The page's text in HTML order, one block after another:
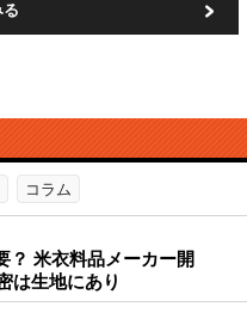
る
コラム
？ 米衣料品メーカー開
は生地にあり